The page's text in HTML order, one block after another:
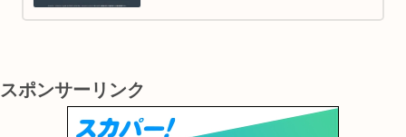
理解し、楽しむための間接的なツールとして
スポンサーリンク